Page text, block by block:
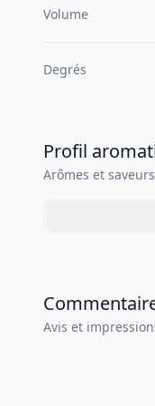
Volume
Degrés
Profil
Arômes et
Avis et